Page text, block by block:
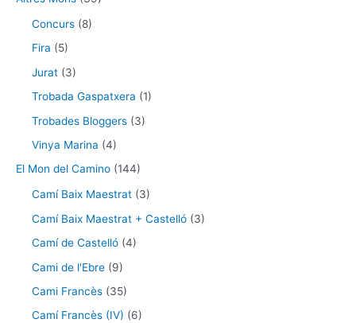
Concurs (8)
Fira (5)
Jurat (3)
Trobada Gaspatxera (1)
Trobades Bloggers (3)
Vinya Marina (4)
El Mon del Camino (144)
Camí Baix Maestrat (3)
Camí Baix Maestrat + Castelló (3)
Camí de Castelló (4)
Cami de l'Ebre (9)
Cami Francès (35)
Camí Francès (IV) (6)